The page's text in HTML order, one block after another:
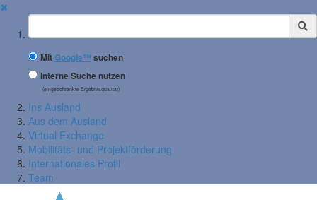
✖
Suchbegriff
MitGoogle™ suchen
Interne Suche nutzen
(eingeschränkte Ergebnisqualität)
Ins Ausland
Aus dem Ausland
Virtual Exchange
Mobilitäts- und Projektförderung
Internationales Profil
Team